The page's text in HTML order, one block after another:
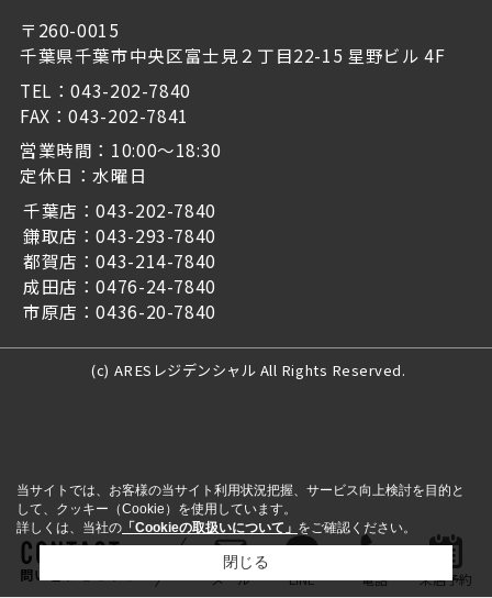
〒260-0015
千葉県千葉市中央区富士見２丁目22-15 星野ビル 4F
TEL：043-202-7840
FAX：043-202-7841
営業時間：10:00～18:30
定休日：水曜日
千葉店：043-202-7840
鎌取店：043-293-7840
都賀店：043-214-7840
成田店：0476-24-7840
市原店：0436-20-7840
(c) ARESレジデンシャル All Rights Reserved.
問い合わせをする メール LINE 電話 来店予約
当サイトでは、お客様の当サイト利用状況把握、サービス向上検討を目的と
して、クッキー（Cookie）を使用しています。
詳しくは、当社の 「Cookieの取扱いについて」 をご確認ください。
閉じる